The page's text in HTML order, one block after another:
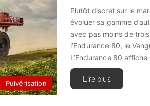
Pulvérisation
Plutôt discret sur le
évoluer sa gamme
avec pas moins de
l’Endurance 80, le
L’Endurance 80
Lire plus